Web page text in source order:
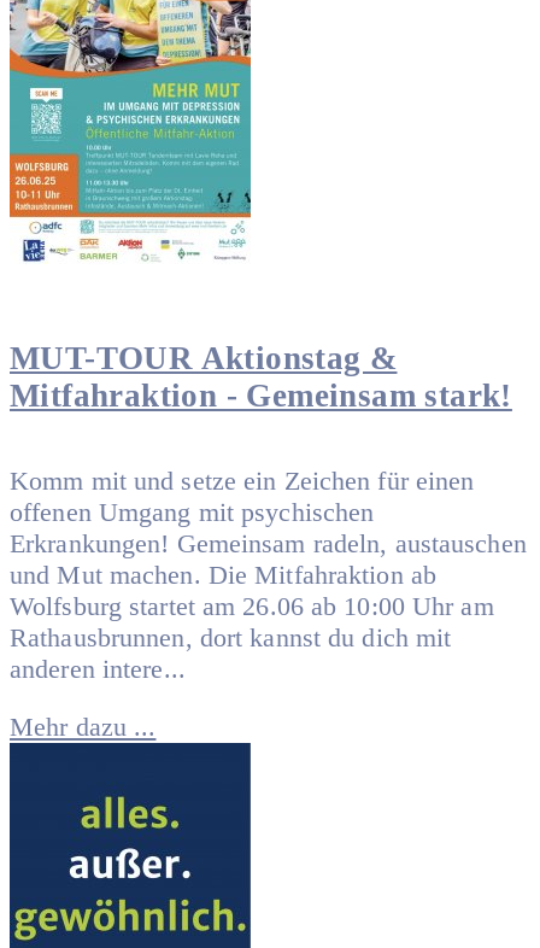
MUT-TOUR Aktionstag &
Mitfahraktion - Gemeinsam stark!
Komm mit und setze ein Zeichen für einen
offenen Umgang mit psychischen
Erkrankungen! Gemeinsam radeln, austauschen
und Mut machen. Die Mitfahraktion ab
Wolfsburg startet am 26.06 ab 10:00 Uhr am
Rathausbrunnen, dort kannst du dich mit
anderen intere...
Mehr dazu ...